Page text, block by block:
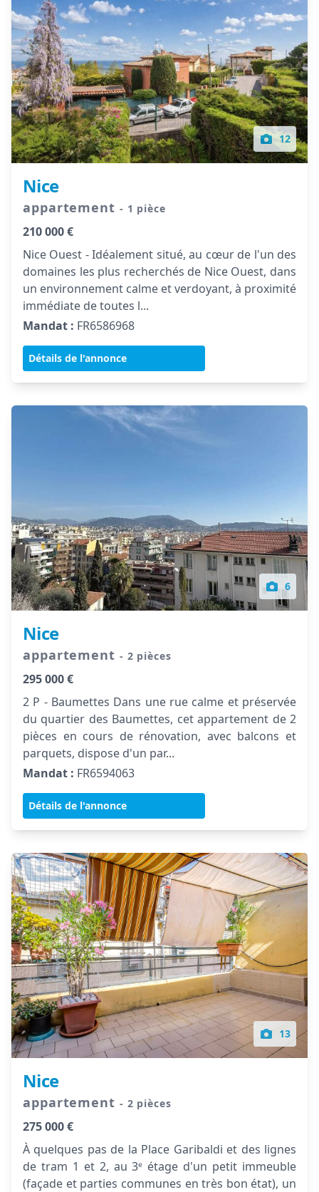
12
Nice
appartement - 1 pièce
210 000 €
Nice Ouest - Idéalement situé, au cœur de l'un des
domaines les plus recherchés de Nice Ouest, dans
un environnement calme et verdoyant, à proximité
immédiate de toutes l...
Mandat : FR6586968
Détails de l'annonce
6
Nice
appartement - 2 pièces
295 000 €
2 P - Baumettes Dans une rue calme et préservée
du quartier des Baumettes, cet appartement de 2
pièces en cours de rénovation, avec balcons et
parquets, dispose d'un par...
Mandat : FR6594063
Détails de l'annonce
13
Nice
appartement - 2 pièces
275 000 €
À quelques pas de la Place Garibaldi et des lignes
de tram 1 et 2, au 3ᵉ étage d'un petit immeuble
(façade et parties communes en très bon état), un